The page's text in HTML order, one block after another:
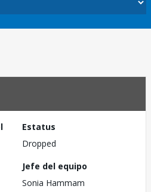
Estatus
Dropped
Jefe del equipo
Sonia Hammam